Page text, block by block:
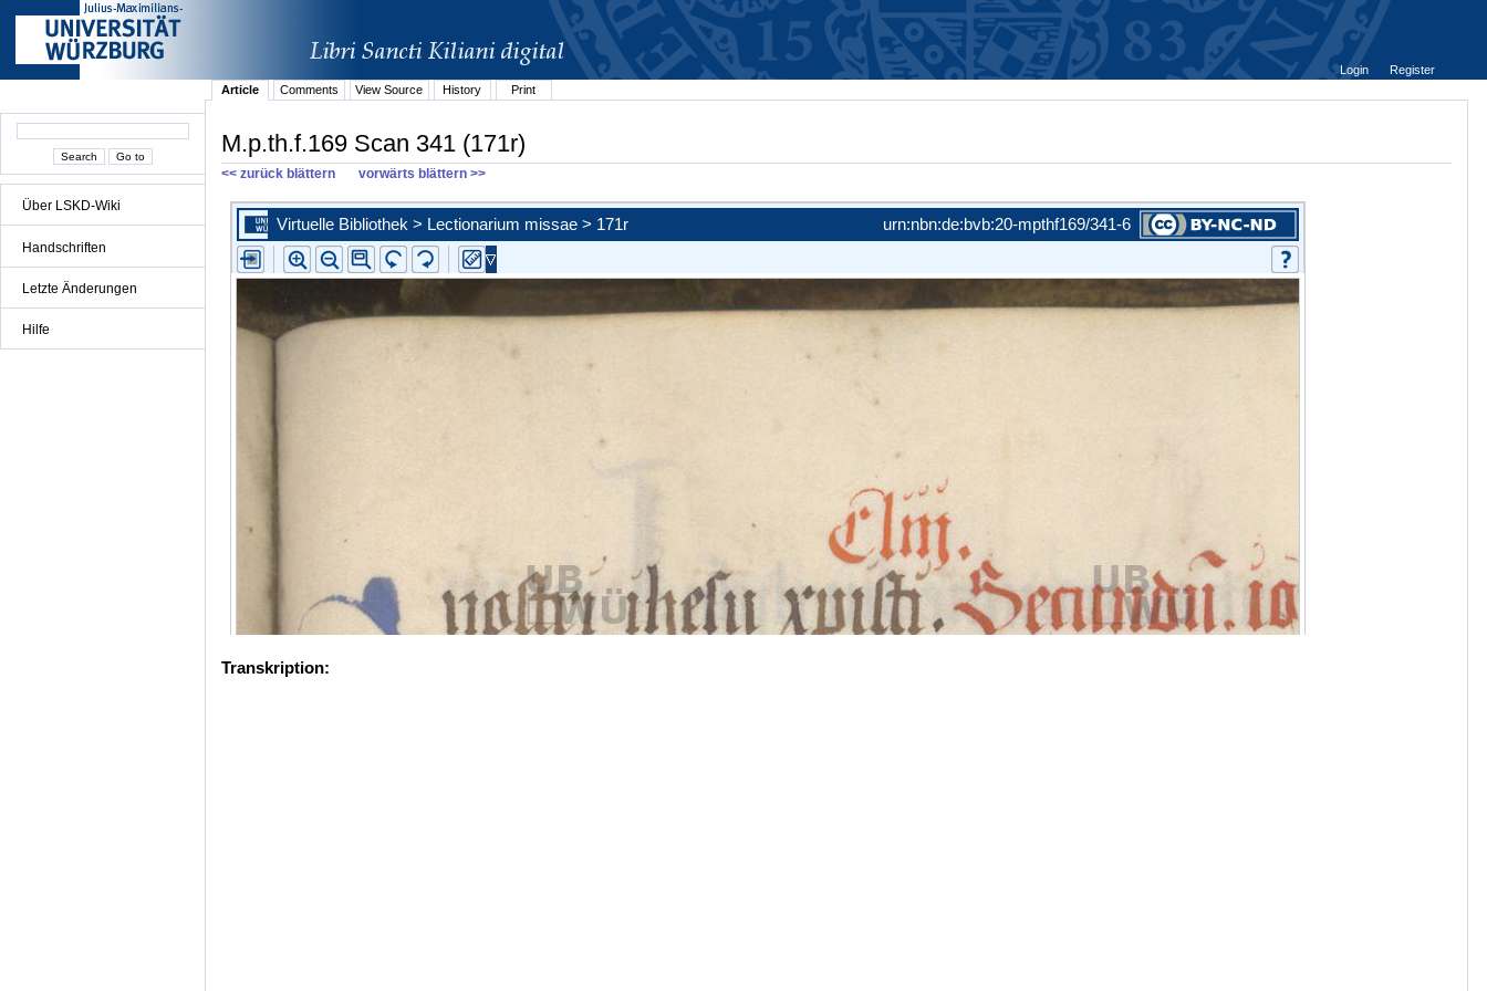
Über LSKD-Wiki
Handschriften
Letzte Änderungen
Hilfe
Login
Register
Article
Comments View Source History Print
M.p.th.f.169 Scan 341 (171r)
<< zurück blättern vorwärts blättern >>
Transkription: